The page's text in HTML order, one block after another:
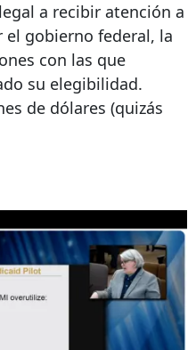
a recibir atención a
gobierno federal, la
con las que
su elegibilidad.
de dólares (quizás